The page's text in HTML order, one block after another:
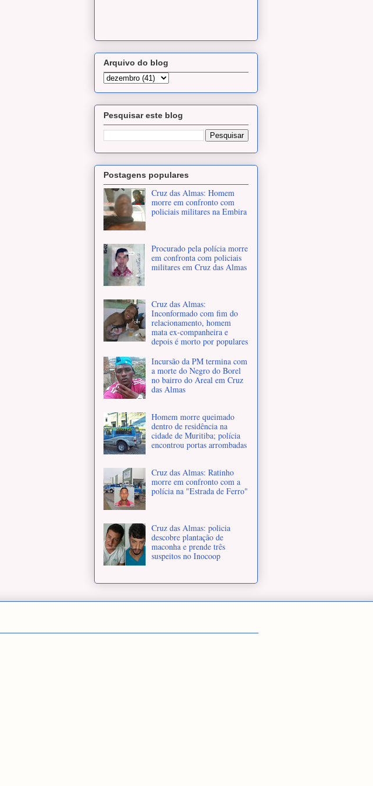
Arquivo do blog
Pesquisar este blog
Postagens populares
Cruz das Almas: Homem
morre em confronto com
policiais militares na Embira
Procurado pela polícia morre
em confronta com policiais
militares em Cruz das Almas
Cruz das Almas:
Inconformado com fim do
relacionamento, homem
mata ex-companheira e
depois é morto por populares
Incursão da PM termina com
a morte do Negro do Borel
no bairro do Areal em Cruz
das Almas
Homem morre queimado
dentro de residência na
cidade de Muritiba; polícia
encontrou portas arrombadas
Cruz das Almas: Ratinho
morre em confronto com a
polícia na "Estrada de Ferro"
Cruz das Almas: policia
descobre plantação de
maconha e prende três
suspeitos no Inocoop